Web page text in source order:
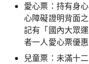
愛心票：持有身
心障礙證明背面
記有「國內大眾
者一人愛心票優惠
兒童票：未滿十